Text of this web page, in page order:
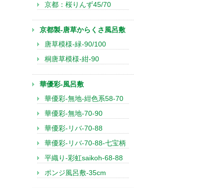
京都：桜りんず45/70
京都製-唐草からくさ風呂敷
唐草模様-緑-90/100
桐唐草模様-紺-90
華優彩-風呂敷
華優彩-無地-紺色系58-70
華優彩-無地-70-90
華優彩-リバ-70-88
華優彩-リバ-70-88-七宝柄
平織り-彩虹saikoh-68-88
ポンジ風呂敷-35cm